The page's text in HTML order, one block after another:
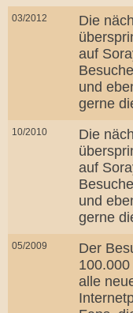
03/2012
Die
auf
und
gerne
10/2010
Die
auf
und
gerne
05/2009
Der
alle